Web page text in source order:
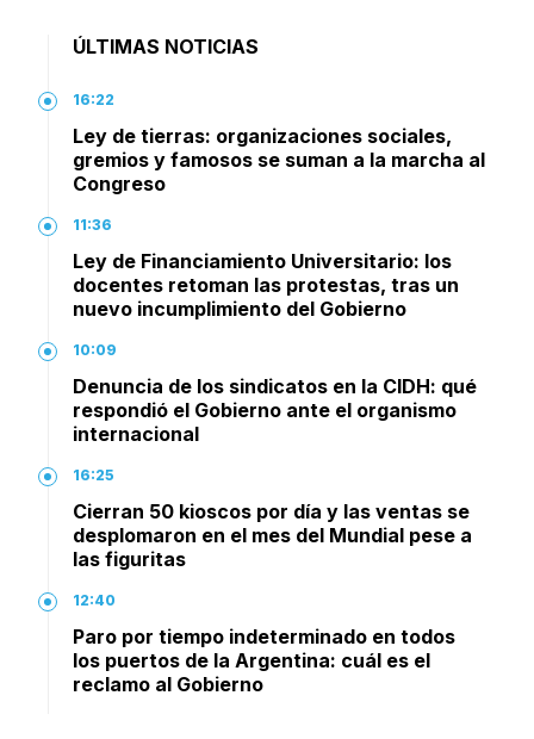
ÚLTIMAS NOTICIAS
16:22
Ley de tierras: organizaciones sociales,
gremios y famosos se suman a la marcha al
Congreso
11:36
Ley de Financiamiento Universitario: los
docentes retoman las protestas, tras un
nuevo incumplimiento del Gobierno
10:09
Denuncia de los sindicatos en la CIDH: qué
respondió el Gobierno ante el organismo
internacional
16:25
Cierran 50 kioscos por día y las ventas se
desplomaron en el mes del Mundial pese a
las figuritas
12:40
Paro por tiempo indeterminado en todos
los puertos de la Argentina: cuál es el
reclamo al Gobierno